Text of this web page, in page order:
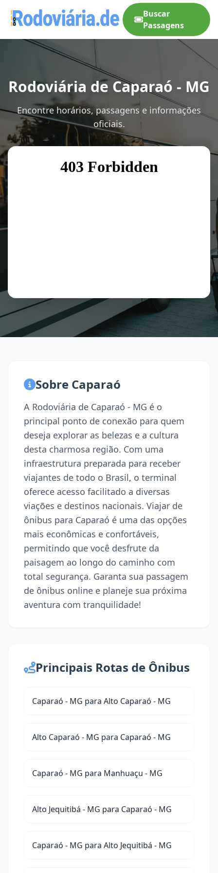
Buscar
Passagens
Rodoviária de Caparaó - MG
Encontre horários, passagens e informações
oficiais.
Sobre Caparaó
A Rodoviária de Caparaó - MG é o
principal ponto de conexão para quem
deseja explorar as belezas e a cultura
desta charmosa região. Com uma
infraestrutura preparada para receber
viajantes de todo o Brasil, o terminal
oferece acesso facilitado a diversas
viações e destinos nacionais. Viajar de
ônibus para Caparaó é uma das opções
mais econômicas e confortáveis,
permitindo que você desfrute da
paisagem ao longo do caminho com
total segurança. Garanta sua passagem
de ônibus online e planeje sua próxima
aventura com tranquilidade!
Principais Rotas de Ônibus
Caparaó - MG para Alto Caparaó - MG
Alto Caparaó - MG para Caparaó - MG
Caparaó - MG para Manhuaçu - MG
Alto Jequitibá - MG para Caparaó - MG
Caparaó - MG para Alto Jequitibá - MG